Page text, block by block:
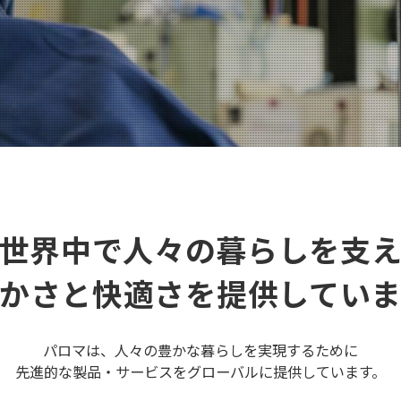
界中で人々の暮らしを支
さと快適さを提供してい
パロマは、人々の豊かな暮らしを実現するために
先進的な製品・サービスをグローバルに提供しています。